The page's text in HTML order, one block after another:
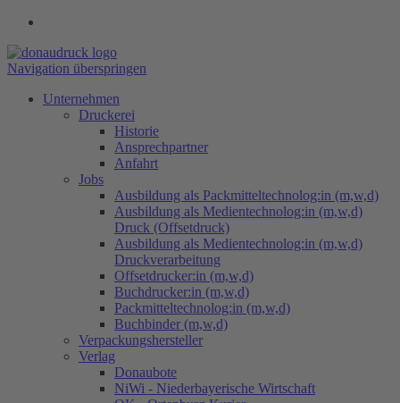
Navigation überspringen
Unternehmen
Druckerei
Historie
Ansprechpartner
Anfahrt
Jobs
Ausbildung als Packmitteltechnolog:in (m,w,d)
Ausbildung als Medientechnolog:in (m,w,d)
Druck (Offsetdruck)
Ausbildung als Medientechnolog:in (m,w,d)
Druckverarbeitung
Offsetdrucker:in (m,w,d)
Buchdrucker:in (m,w,d)
Packmitteltechnolog:in (m,w,d)
Buchbinder (m,w,d)
Verpackungs​hersteller
Verlag
Donaubote
NiWi - Niederbayerische Wirtschaft